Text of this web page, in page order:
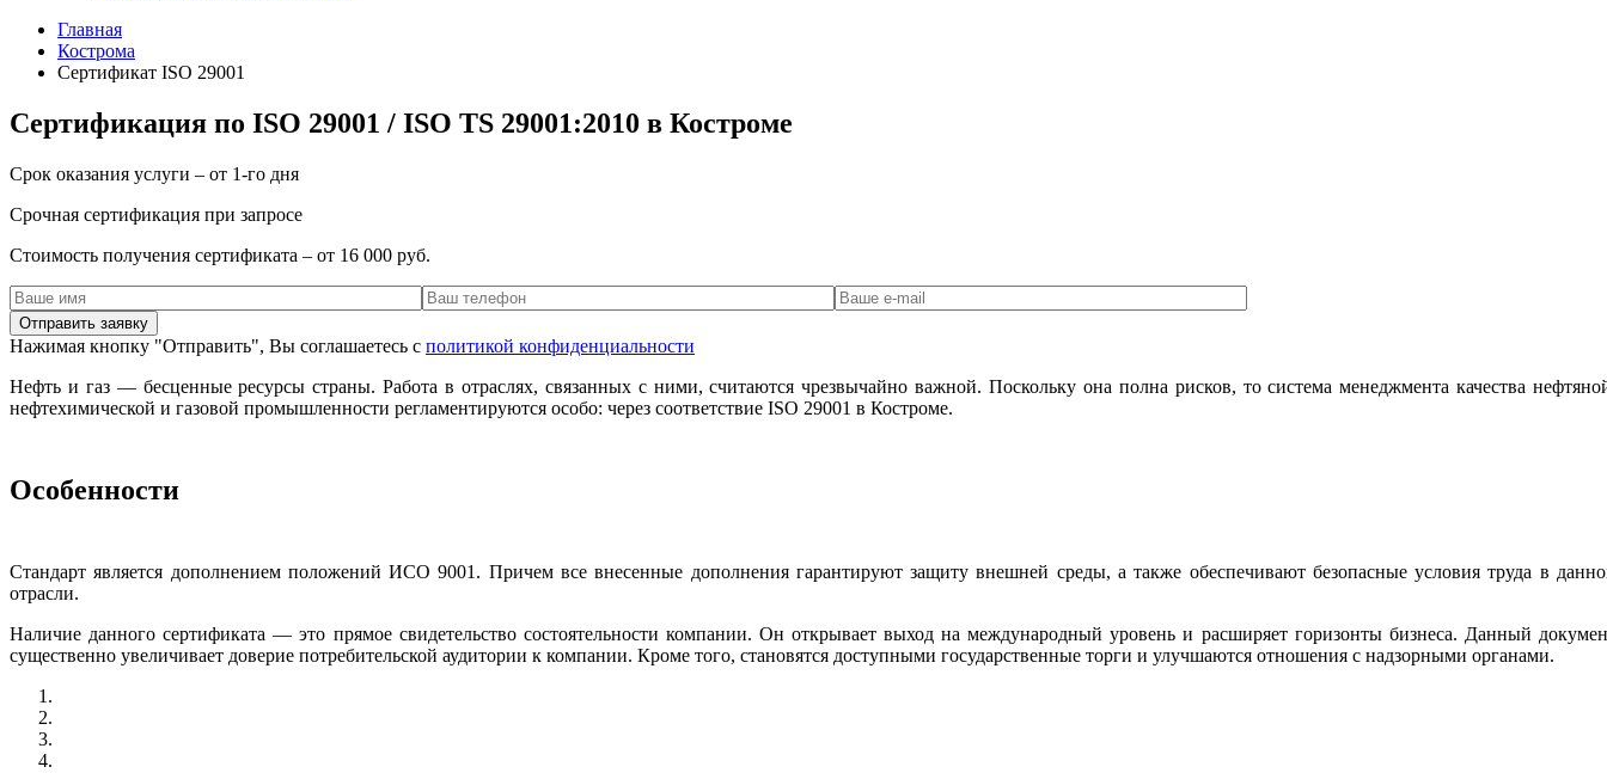
Главная
Кострома
Сертификат ISO 29001
Сертификация по ISO 29001 / ISO TS 29001:2010 в Костроме
Срок оказания услуги – от 1-го дня
Срочная сертификация при запросе
Стоимость получения сертификата – от 16 000 руб.
Нажимая кнопку "Отправить", Вы соглашаетесь с политикой конфиденциальности
Нефть и газ — бесценные ресурсы страны. Работа в отраслях, связанных с ними, считаются чрезвычайно важной. Поскольку она полна рисков, то система менеджмента качества
нефтехимической и газовой промышленности регламентируются особо: через соответствие ISO 29001 в Костроме.
Особенности
Стандарт является дополнением положений ИСО 9001. Причем все внесенные дополнения гарантируют защиту внешней среды, а также обеспечивают безопасные условия труда в
отрасли.
Наличие данного сертификата — это прямое свидетельство состоятельности компании. Он открывает выход на международный уровень и расширяет горизонты бизнеса. Данный
существенно увеличивает доверие потребительской аудитории к компании. Кроме того, становятся доступными государственные торги и улучшаются отношения с надзорными органами.